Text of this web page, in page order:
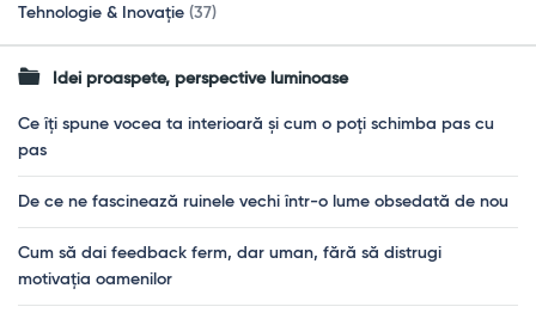
Tehnologie & Inovație (37)
Idei proaspete, perspective luminoase
Ce îți spune vocea ta interioară și cum o poți schimba pas cu
pas
De ce ne fascinează ruinele vechi într-o lume obsedată de nou
Cum să dai feedback ferm, dar uman, fără să distrugi
motivația oamenilor